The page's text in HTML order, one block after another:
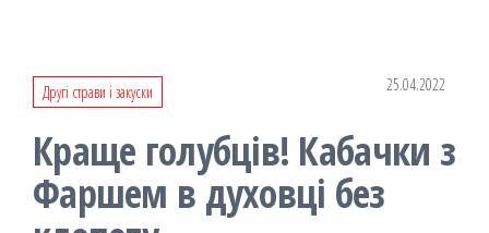
Другі страви і закуски 25.04.2022
Краще голубців! Кабачки з
Фаршем в духовці без